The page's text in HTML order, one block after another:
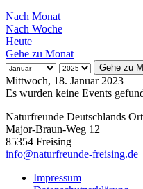
Nach Monat
Nach Woche
Heute
Gehe zu Monat
Gehe zu
Mittwoch, 18. Januar 2023
Es wurden keine Events
Naturfreunde Deutschlands
Major-Braun-Weg 12
85354 Freising
info@naturfreunde-freising.de
Impressum